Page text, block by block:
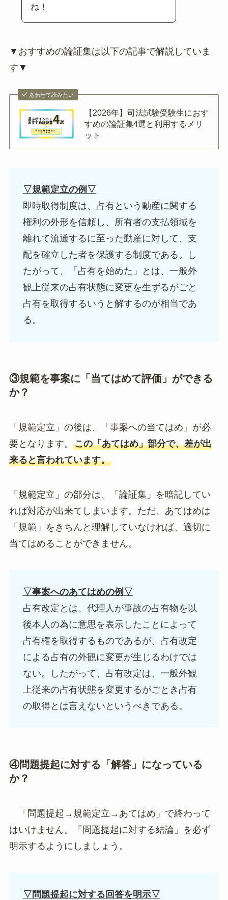
ね！
▼おすすめの論証集は以下の記事で解説していま
す▼
あわせて読みたい
【2026年】司法試験受験生におす
すめの論証集4選と利用するメリ
ット
▽規範定立の例▽
即時取得制度は、占有という動産に関する
権利の外形を信頼し、所有者の支払領域を
離れて流通するに至った動産に対して、支
配を確立した者を保護する制度である。し
たがって、「占有を始めた」とは、一般外
観上従来の占有状態に変更を生ずるがごと
占有を取得するいうと解するのが相当であ
る。
③規範を事案に「当てはめて評価」ができる
か？
「規範定立」の後は、「事案への当てはめ」が必
要となります。 この「あてはめ」部分で、差が出
来ると言われています。
「規範定立」の部分は、「論証集」を暗記してい
れば対応が出来てしまいます。ただ、あてはめは
「規範」をきちんと理解していなければ、適切に
当てはめることができません。
▽事案へのあてはめの例▽
占有改定とは、代理人が事故の占有物を以
後本人の為に意思を表示したことによって
占有権を取得するものであるが、占有改定
による占有の外観に変更が生じるわけでは
ない。したがって、占有改定は、一般外観
上従来の占有状態を変更するがごとき占有
の取得とは言えないというべきである。
④問題提起に対する「解答」になっている
か？
「問題提起→規範定立→あてはめ」で終わって
はいけません。「問題提起に対する結論」を必ず
明示するようにしましょう。
▽問題提起に対する回答を明示▽